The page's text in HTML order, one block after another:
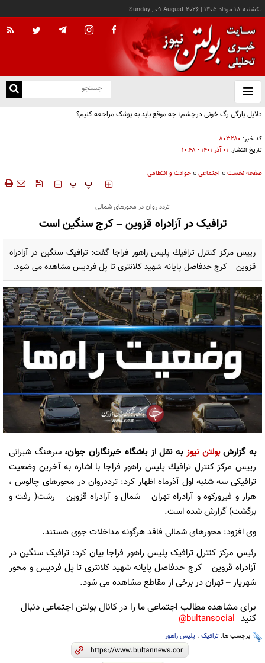
يکشنبه ۱۸ مرداد ۱۴۰۵ |
Sunday , 09 August 2026
باز
و
دلایل پارگی رگ خونی درچشم؛ چه موقع باید به پزشک مراجعه کنیم؟
کد خبر: ۸۰۳۲۸۰
تاریخ انتشار: ۰۱ آذر ۱۴۰۱ - ۱۰:۴۸
صفحه نخست » اجتماعی »حوادث و انتظامی
‍‍‍ پ پ
تردد روان در محورهای شمالی
ترافیک در آزادراه قزوين – کرج سنگین است
رييس مركز كنترل ترافيك پليس راهور فراجا گفت: ترافيک سنگين در آزادراه
قزوين – کرج حدفاصل پايانه شهيد کلانتری تا پل فرديس مشاهده می شود.
به گزارشبولتن نیوز به نقل از باشگاه خبرنگاران جوان،سرهنگ شيرانى
رييس مركز كنترل ترافيك پليس راهور فراجا با اشاره به آخرين وضعيت
ترافيكى سه شنبه اول آذرماه اظهار كرد: ترددروان در محورهای چالوس ،
هراز و فيروزکوه و آزادراه تهران – شمال و آزادراه قزوين – رشت( رفت و
برگشت) گزارش شده است.
وى افزود: محورهای شمالی فاقد هرگونه مداخلات جوی هستند.
رئیس مرکز کنترل ترافیک پلیس راهور فراجا بیان کرد: ترافيک سنگين در
آزادراه قزوين – کرج حدفاصل پايانه شهيد کلانتری تا پل فرديس و محور
شهريار – تهران در برخی از مقاطع مشاهده می شود.
برای مشاهده مطالب اجتماعی ما را در کانال بولتن اجتماعی دنبال
کنید bultansocial@
برچسب ها: ترافیک ، پلیس راهور